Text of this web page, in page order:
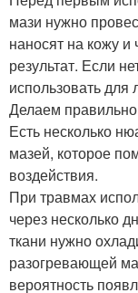
мази нужно
наносят на кожу
результат. Если
использовать для
Делаем правильно
Есть несколько
мазей, которое
воздействия.
При травмах
через несколько
ткани нужно
разогревающей
вероятность